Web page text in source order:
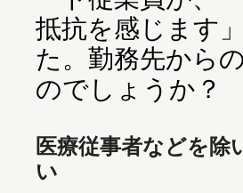
抵抗を感じます
た。勤務先から
のでしょうか？
医療従事者などを除
い